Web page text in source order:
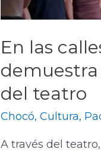
En las
del teatro
Chocó,Cultura,
A través del